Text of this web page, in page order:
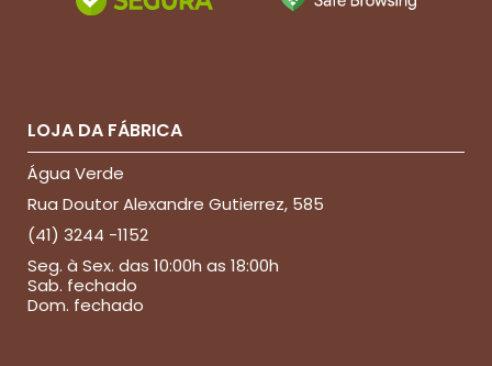
LOJA DA FÁBRICA
Água Verde
Rua Doutor Alexandre Gutierrez, 585
(41) 3244 -1152
Seg. à Sex. das 10:00h as 18:00h
Sab. fechado
Dom. fechado